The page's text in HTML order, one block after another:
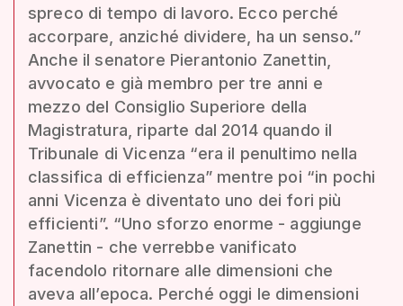
spreco di tempo di lavoro. Ecco perché
accorpare, anziché dividere, ha un senso.”
Anche il senatore Pierantonio Zanettin,
avvocato e già membro per tre anni e
mezzo del Consiglio Superiore della
Magistratura, riparte dal 2014 quando il
Tribunale di Vicenza “era il penultimo nella
classifica di efficienza” mentre poi “in pochi
anni Vicenza è diventato uno dei fori più
efficienti”. “Uno sforzo enorme - aggiunge
Zanettin - che verrebbe vanificato
facendolo ritornare alle dimensioni che
aveva all’epoca. Perché oggi le dimensioni